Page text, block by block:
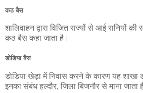
कठ बैस
शालिवाहन द्वारा विजित राज्यों से आई रानियों
कठ बैस कहा जाता है।
डोडिया बैस
डोडिया खेड़ा में निवास करने के कारण यह शाखा
इनका संबंध हल्दौर, जिला बिजनौर से माना जाता